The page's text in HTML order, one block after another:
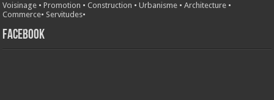
Voisinage •Promotion •Construction •Urbanisme •Architecture •
Commerce• Servitudes•
FACEBOOK